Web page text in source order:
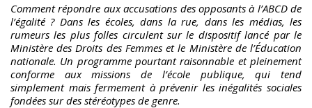
Comment répondre aux accusations des opposants à l’ABCD de
l’égalité ? Dans les écoles, dans la rue, dans les médias, les
rumeurs les plus folles circulent sur le dispositif lancé par le
Ministère des Droits des Femmes et le Ministère de l’Éducation
nationale. Un programme pourtant raisonnable et pleinement
conforme aux missions de l’école publique, qui tend
simplement mais fermement à prévenir les inégalités sociales
fondées sur des stéréotypes de genre.